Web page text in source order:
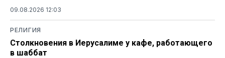
09.08.2026 12:03
РЕЛИГИЯ
Столкновения в Иерусалиме у кафе, работающего
в шаббат